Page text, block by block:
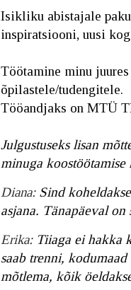
Isikliku abistajale
inspiratsiooni, uusi
Töötamine minu
õpilastele/tudengitele.
Tööandjaks on MTÜ
Julgustuseks lisan
minuga koostöötamise
Diana: Sind
asjana.
Erika: Tiiaga ei hakka
saab trenni,
mõtlema, kõik